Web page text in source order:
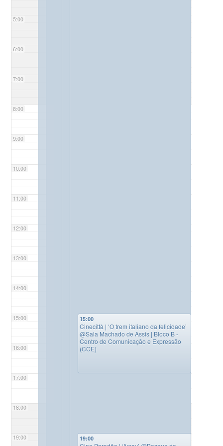
5:00
6:00
7:00
8:00
9:00
10:00
11:00
12:00
13:00
14:00
15:00
16:00
17:00
18:00
19:00
15:00
Cinecittà | ‘O trem italiano da felicidade’
@Sala Machado de Assis | Bloco B -
Centro de Comunicação e Expressão
(CCE)
19:00